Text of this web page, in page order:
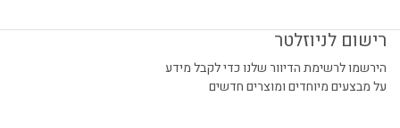
רישום לניוזלטר
הירשמו לרשימת הדיוור שלנו כדי לקבל מידע
על מבצעים מיוחדים ומוצרים חדשים